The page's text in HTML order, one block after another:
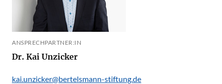
ANSPRECHPARTNER:IN
Dr. Kai Unzicker
kai.unzicker@bertelsmann-stiftung.de